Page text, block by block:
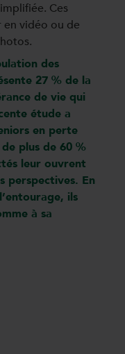
Ces
en vidéo ou de
des
27 % de la
de vie qui
étude a
en perte
plus de 60 %
leur ouvrent
perspectives. En
ils
à sa